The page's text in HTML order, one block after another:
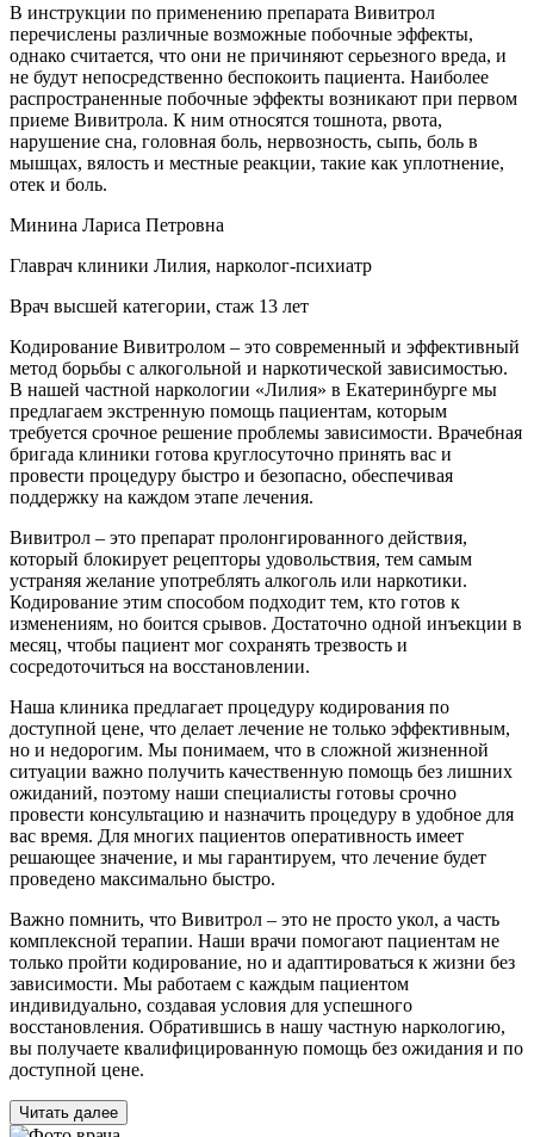
В инструкции по применению препарата Вивитрол
перечислены различные возможные побочные эффекты,
однако считается, что они не причиняют серьезного вреда, и
не будут непосредственно беспокоить пациента. Наиболее
распространенные побочные эффекты возникают при первом
приеме Вивитрола. К ним относятся тошнота, рвота,
нарушение сна, головная боль, нервозность, сыпь, боль в
мышцах, вялость и местные реакции, такие как уплотнение,
отек и боль.
Минина Лариса Петровна
Главрач клиники Лилия, нарколог-психиатр
Врач высшей категории, стаж 13 лет
Кодирование Вивитролом – это современный и эффективный
метод борьбы с алкогольной и наркотической зависимостью.
В нашей частной наркологии «Лилия» в Екатеринбурге мы
предлагаем экстренную помощь пациентам, которым
требуется срочное решение проблемы зависимости. Врачебная
бригада клиники готова круглосуточно принять вас и
провести процедуру быстро и безопасно, обеспечивая
поддержку на каждом этапе лечения.
Вивитрол – это препарат пролонгированного действия,
который блокирует рецепторы удовольствия, тем самым
устраняя желание употреблять алкоголь или наркотики.
Кодирование этим способом подходит тем, кто готов к
изменениям, но боится срывов. Достаточно одной инъекции в
месяц, чтобы пациент мог сохранять трезвость и
сосредоточиться на восстановлении.
Наша клиника предлагает процедуру кодирования по
доступной цене, что делает лечение не только эффективным,
но и недорогим. Мы понимаем, что в сложной жизненной
ситуации важно получить качественную помощь без лишних
ожиданий, поэтому наши специалисты готовы срочно
провести консультацию и назначить процедуру в удобное для
вас время. Для многих пациентов оперативность имеет
решающее значение, и мы гарантируем, что лечение будет
проведено максимально быстро.
Важно помнить, что Вивитрол – это не просто укол, а часть
комплексной терапии. Наши врачи помогают пациентам не
только пройти кодирование, но и адаптироваться к жизни без
зависимости. Мы работаем с каждым пациентом
индивидуально, создавая условия для успешного
восстановления. Обратившись в нашу частную наркологию,
вы получаете квалифицированную помощь без ожидания и по
доступной цене.
Читать далее